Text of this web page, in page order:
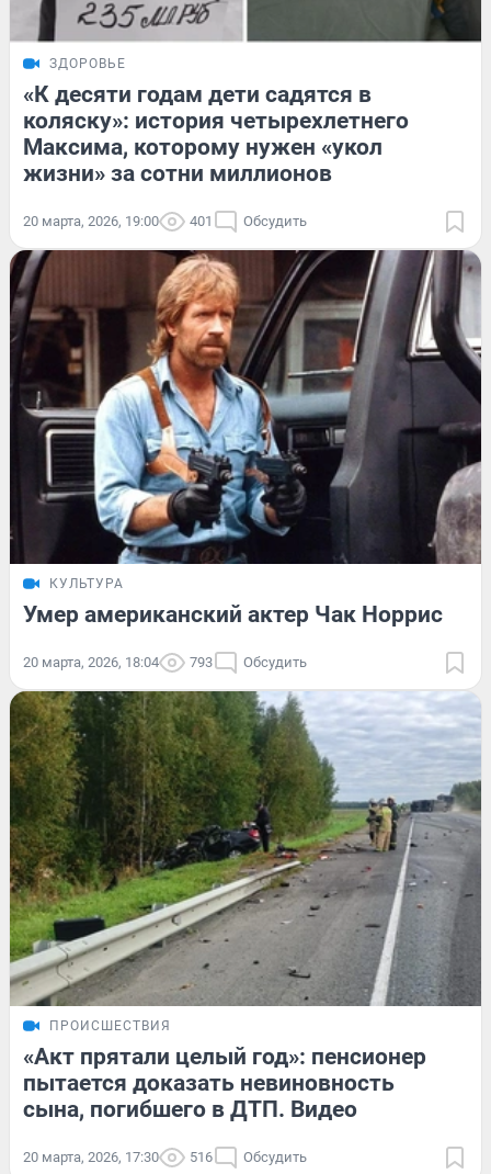
ЗДОРОВЬЕ
«К десяти годам дети садятся в
коляску»: история четырехлетнего
Максима, которому нужен «укол
жизни» за сотни миллионов
20 марта, 2026, 19:00 401 Обсудить
КУЛЬТУРА
Умер американский актер Чак Норрис
20 марта, 2026, 18:04 793 Обсудить
ПРОИСШЕСТВИЯ
«Акт прятали целый год»: пенсионер
пытается доказать невиновность
сына, погибшего в ДТП. Видео
20 марта, 2026, 17:30 516 Обсудить